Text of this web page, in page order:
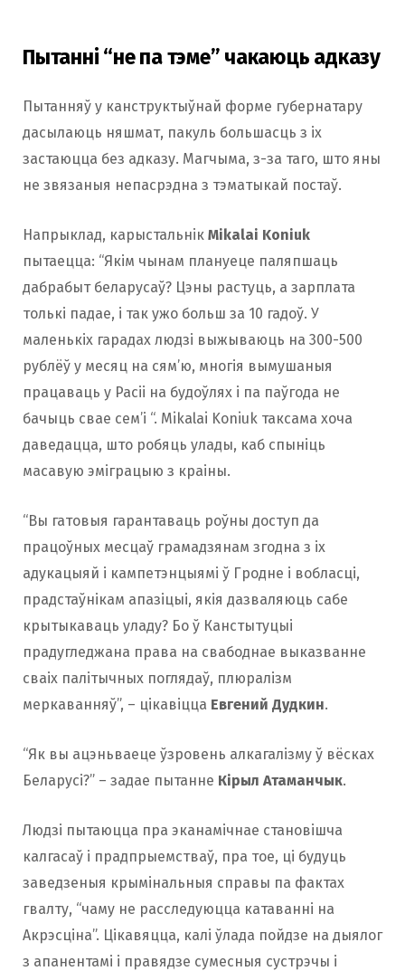
Пытанні “не па тэме” чакаюць адказу
Пытанняў у канструктыўнай форме губернатару
дасылаюць няшмат, пакуль большасць з іх
застаюцца без адказу. Магчыма, з-за таго, што яны
не звязаныя непасрэдна з тэматыкай постаў.
Напрыклад, карыстальнік Mikalai Koniuk
пытаецца: “Якім чынам плануеце паляпшаць
дабрабыт беларусаў? Цэны растуць, а зарплата
толькі падае, і так ужо больш за 10 гадоў. У
маленькіх гарадах людзі выжываюць на 300-500
рублёў у месяц на сям’ю, многія вымушаныя
працаваць у Расіі на будоўлях і па паўгода не
бачыць свае сем’і “. Mikalai Koniuk таксама хоча
даведацца, што робяць улады, каб спыніць
масавую эміграцыю з краіны.
“Вы гатовыя гарантаваць роўны доступ да
працоўных месцаў грамадзянам згодна з іх
адукацыяй і кампетэнцыямі ў Гродне і вобласці,
прадстаўнікам апазіцыі, якія дазваляюць сабе
крытыкаваць уладу? Бо ў Канстытуцыі
прадугледжана права на свабоднае выказванне
сваіх палітычных поглядаў, плюралізм
меркаванняў”, – цікавіцца Евгений Дудкин.
“Як вы ацэньваеце ўзровень алкагалізму ў вёсках
Беларусі?” – задае пытанне Кірыл Атаманчык.
Людзі пытаюцца пра эканамічнае становішча
калгасаў і прадпрыемстваў, пра тое, ці будуць
заведзеныя крымінальныя справы па фактах
гвалту, “чаму не расследуюцца катаванні на
Акрэсціна”. Цікавяцца, калі ўлада пойдзе на дыялог
з апанентамі і правядзе сумесныя сустрэчы і